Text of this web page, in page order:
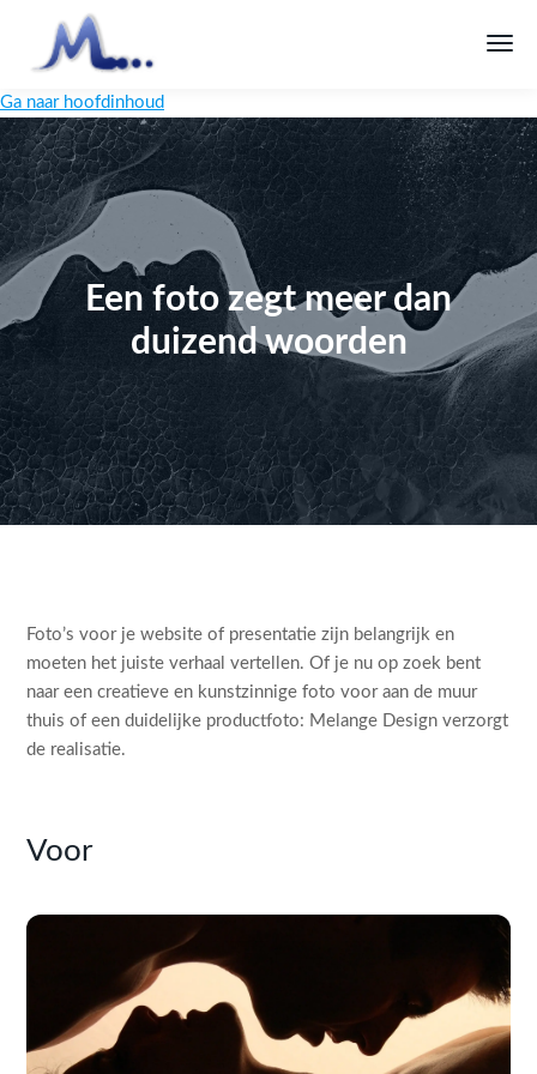
Ga naar hoofdinhoud
Een foto zegt meer dan
duizend woorden
Foto’s voor je website of presentatie zijn belangrijk en
moeten het juiste verhaal vertellen. Of je nu op zoek bent
naar een creatieve en kunstzinnige foto voor aan de muur
thuis of een duidelijke productfoto: Melange Design verzorgt
de realisatie.
Voor